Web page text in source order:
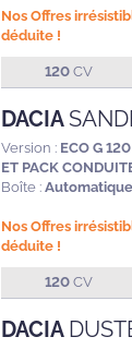
Nos Offres
déduite !
120 CV
DACIA
Version : ECO G
ET PACK
Boîte : Automatique
Nos Offres
déduite !
120 CV
DACIA